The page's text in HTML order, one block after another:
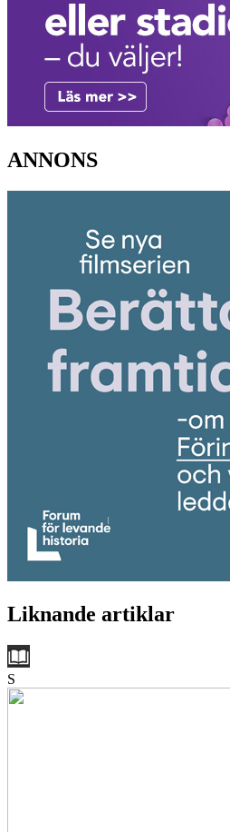
ANNONS
Liknande artiklar
S